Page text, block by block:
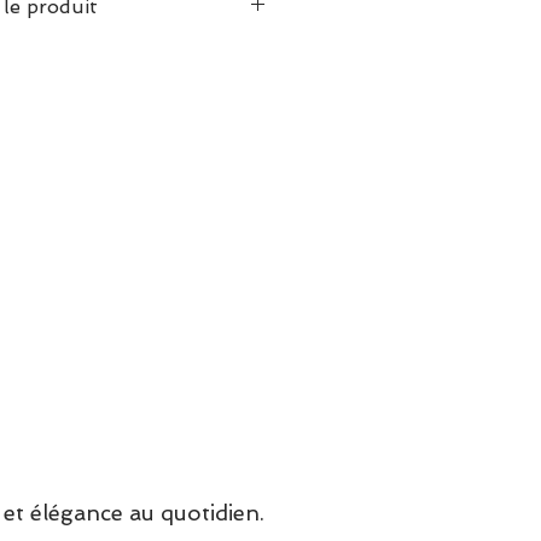
produit
élégance au quotidien.